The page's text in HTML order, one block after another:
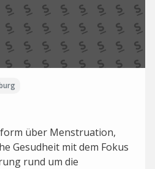
über Menstruation,
Gesudheit mit dem Fokus
rund um die